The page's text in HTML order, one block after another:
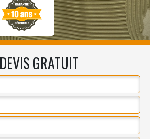
DEVIS GRATUIT